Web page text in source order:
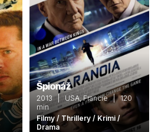
Špionáž
2013 | USA, Francie | 120
min
Filmy / Thrillery / Krimi /
Drama